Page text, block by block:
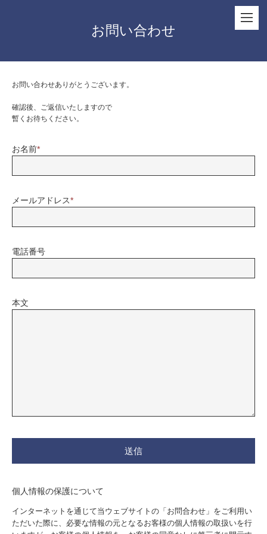
お問い合わせ
お問い合わせありがとうございます。
確認後、ご返信いたしますので
暫くお待ちください。
お名前*
メールアドレス*
電話番号
本文
個人情報の保護について
インターネットを通じて当ウェブサイトの「お問合わせ」をご利用い
ただいた際に、必要な情報の元となるお客様の個人情報の取扱いを行